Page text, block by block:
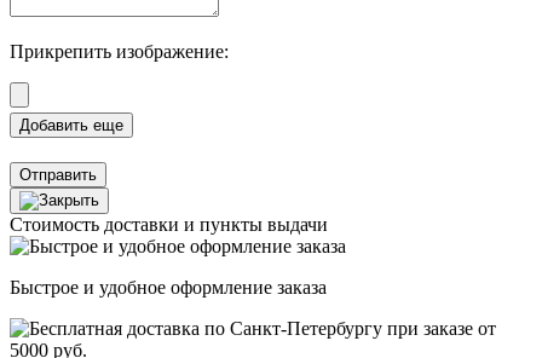
Прикрепить изображение:
Отправить
Стоимость доставки и пункты выдачи
Быстрое и удобное оформление заказа